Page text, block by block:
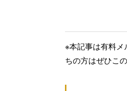
※本記事は有料メ
ちの方はぜひこ